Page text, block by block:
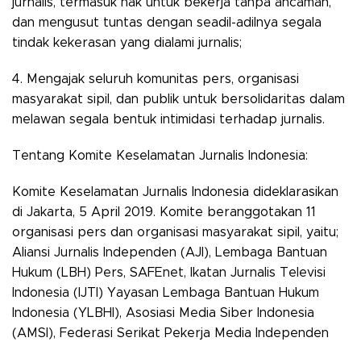
dan mengusut tuntas dengan seadil-adilnya segala
tindak kekerasan yang dialami jurnalis;
4. Mengajak seluruh komunitas pers, organisasi
masyarakat sipil, dan publik untuk bersolidaritas dalam
melawan segala bentuk intimidasi terhadap jurnalis.
Tentang Komite Keselamatan Jurnalis Indonesia:
Komite Keselamatan Jurnalis Indonesia dideklarasikan
di Jakarta, 5 April 2019. Komite beranggotakan 11
organisasi pers dan organisasi masyarakat sipil, yaitu;
Aliansi Jurnalis Independen (AJI), Lembaga Bantuan
Hukum (LBH) Pers, SAFEnet, Ikatan Jurnalis Televisi
Indonesia (IJTI) Yayasan Lembaga Bantuan Hukum
Indonesia (YLBHI), Asosiasi Media Siber Indonesia
(AMSI), Federasi Serikat Pekerja Media Independen